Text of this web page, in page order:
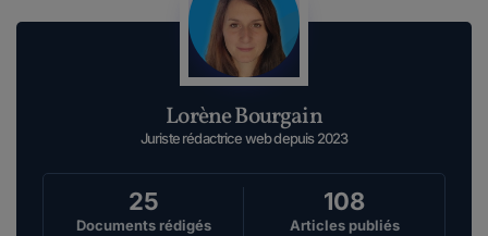
Lorène Bourgain
Juriste rédactrice web depuis 2023
25
Documents rédigés
108
Articles publiés